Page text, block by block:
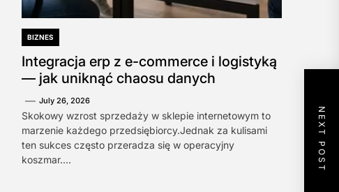
NEXT POST
BIZNES
Integracja erp z e-commerce i logistyką
— jak uniknąć chaosu danych
July 26, 2026
Skokowy wzrost sprzedaży w sklepie internetowym to
marzenie każdego przedsiębiorcy.Jednak za kulisami
ten sukces często przeradza się w operacyjny
koszmar....